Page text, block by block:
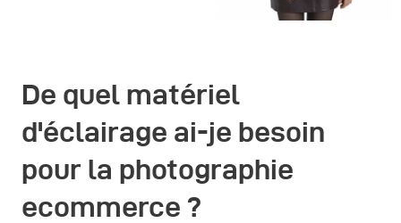
De quel matériel
d'éclairage ai-je besoin
pour la photographie
ecommerce ?